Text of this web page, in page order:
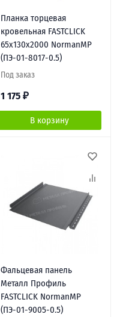
Планка торцевая
кровельная FASTCLICK
65х130х2000 NormanMP
(ПЭ-01-8017-0.5)
Под заказ
1 175 ₽
В корзину
Фальцевая панель
Металл Профиль
FASTCLICK NormanMP
(ПЭ-01-9005-0.5)